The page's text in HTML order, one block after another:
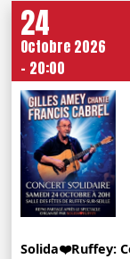
24
Octobre 2026
- 20:00
Solida❤️Ruffey: